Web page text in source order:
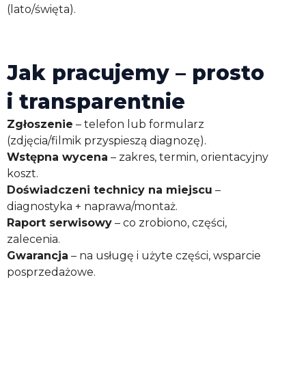
(lato/święta).
Jak pracujemy – prosto
i transparentnie
Zgłoszenie – telefon lub formularz
(zdjęcia/filmik przyspieszą diagnozę).
Wstępna wycena – zakres, termin, orientacyjny
koszt.
Doświadczeni technicy na miejscu –
diagnostyka + naprawa/montaż.
Raport serwisowy – co zrobiono, części,
zalecenia.
Gwarancja – na usługę i użyte części, wsparcie
posprzedażowe.